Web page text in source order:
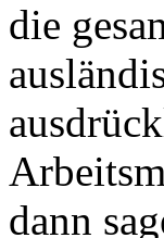
die
dann